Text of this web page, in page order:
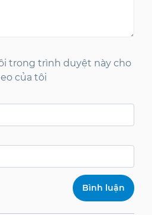
trong trình duyệt này cho
của tôi